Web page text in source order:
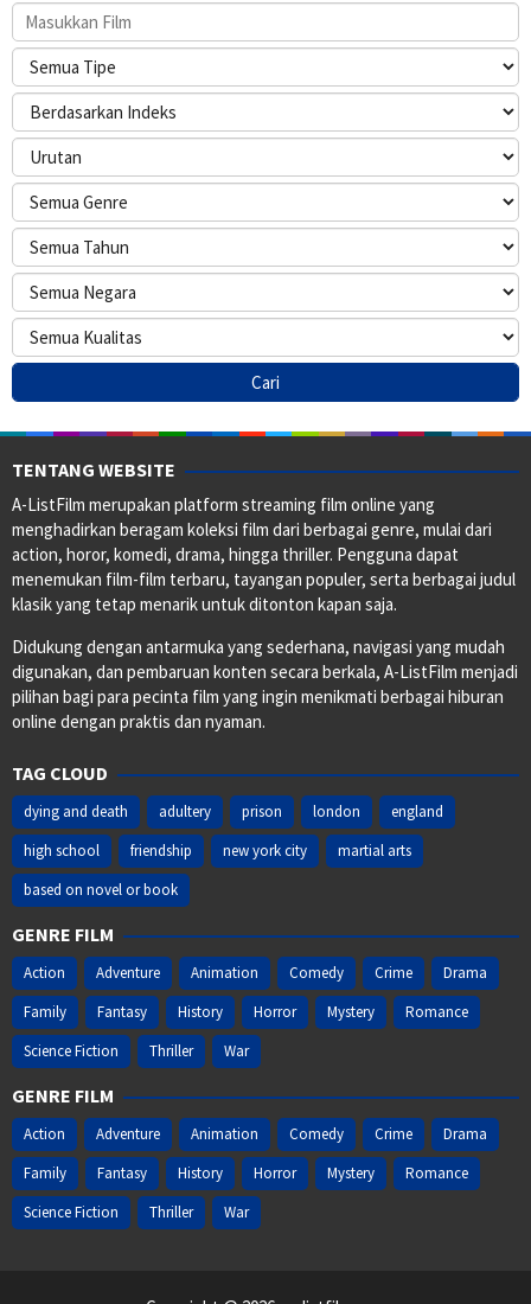
TENTANG WEBSITE
A-ListFilm merupakan platform streaming film online yang
menghadirkan beragam koleksi film dari berbagai genre, mulai dari
action, horor, komedi, drama, hingga thriller. Pengguna dapat
menemukan film-film terbaru, tayangan populer, serta berbagai judul
klasik yang tetap menarik untuk ditonton kapan saja.
Didukung dengan antarmuka yang sederhana, navigasi yang mudah
digunakan, dan pembaruan konten secara berkala, A-ListFilm menjadi
pilihan bagi para pecinta film yang ingin menikmati berbagai hiburan
online dengan praktis dan nyaman.
TAG CLOUD
dying and death adultery prison london
england
high school
friendship new york city
martial arts
based on novel or book
GENRE FILM
Action Adventure Animation Comedy Crime
Drama
Family
Fantasy History Horror Mystery
Romance
Science Fiction
Thriller War
GENRE FILM
Action Adventure Animation Comedy Crime
Drama
Family
Fantasy History Horror Mystery
Romance
Science Fiction
Thriller War